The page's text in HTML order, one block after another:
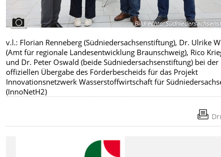
Bildrechte:
v.l.: Florian Renneberg (Südniedersachsenstiftung), Dr. Ulrike
(Amt für regionale Landesentwicklung Braunschweig), Rico
und Dr. Peter Oswald (beide Südniedersachsenstiftung) bei der
offiziellen Übergabe des Förderbescheids für das Projekt
Innovationsnetzwerk Wasserstoffwirtschaft für
(InnoNetH2)